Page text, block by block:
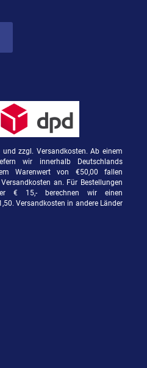
zzgl. Versandkosten. Ab einem
wir innerhalb Deutschlands
Warenwert von €50,00 fallen
an. Für Bestellungen
€ 15,- berechnen wir einen
Versandkosten in andere Länder